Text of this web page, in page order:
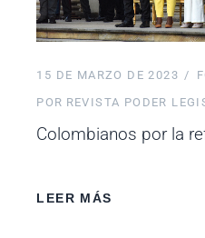
15 DE MARZO DE 2023
POR REVISTA PODER
Colombianos por la
LEER MÁS